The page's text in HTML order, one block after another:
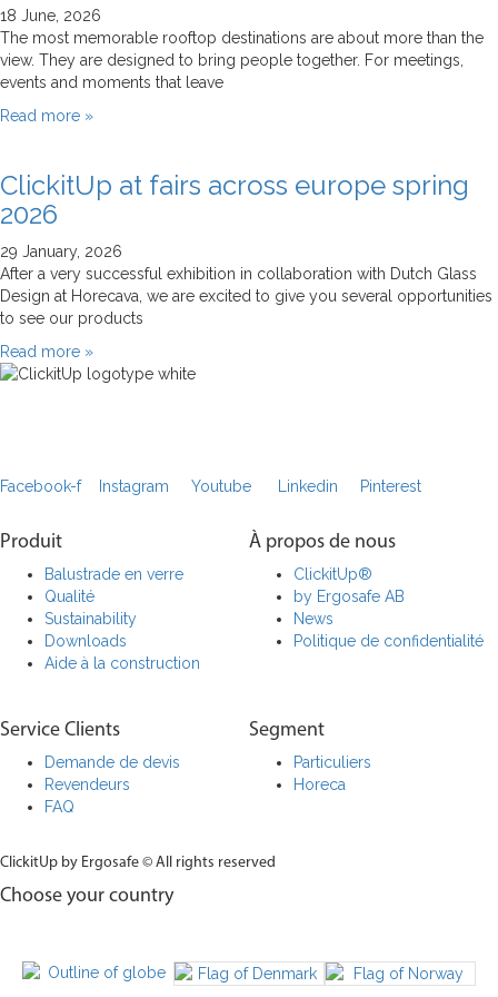
18 June, 2026
The most memorable rooftop destinations are about more than the
view. They are designed to bring people together. For meetings,
events and moments that leave
Read more »
ClickitUp at fairs across europe spring
2026
29 January, 2026
After a very successful exhibition in collaboration with Dutch Glass
Design at Horecava, we are excited to give you several opportunities
to see our products
Read more »
Facebook-f Instagram Youtube Linkedin Pinterest
Service Clients
Demande de devis
Revendeurs
FAQ
Produit
Balustrade en verre
Qualité
Sustainability
Downloads
Aide à la construction
À propos de nous
ClickitUp®
by Ergosafe AB
News
Politique de confidentialité
Segment
Particuliers
Horeca
ClickitUp by Ergosafe © All rights reserved
Choose your country